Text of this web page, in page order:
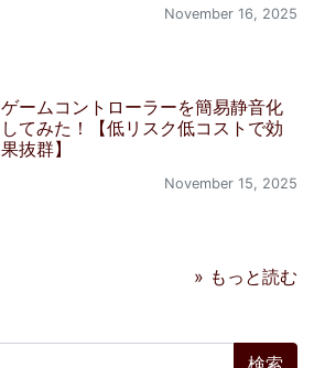
November 16, 2025
ゲームコントローラーを簡易静音化
してみた！【低リスク低コストで効
果抜群】
November 15, 2025
» もっと読む